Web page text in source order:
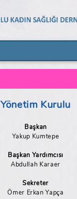
Yönetim Kurulu
Başkan
Yakup Kumtepe
Başkan Yardımcısı
Abdullah Karaer
Sekreter
Ömer Erkan Yapça